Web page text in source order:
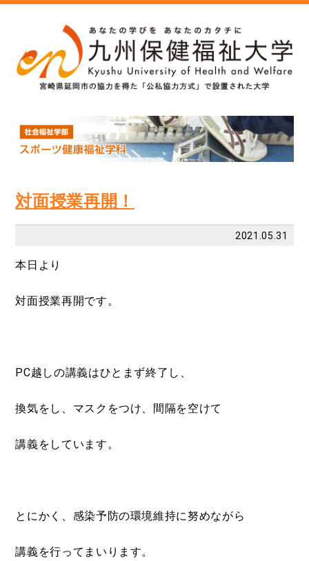
対面授業再開！
2021.05.31
本日より
対面授業再開です。
PC越しの講義はひとまず終了し、
換気をし、マスクをつけ、間隔を空けて
講義をしています。
とにかく、感染予防の環境維持に努めながら
講義を行ってまいります。